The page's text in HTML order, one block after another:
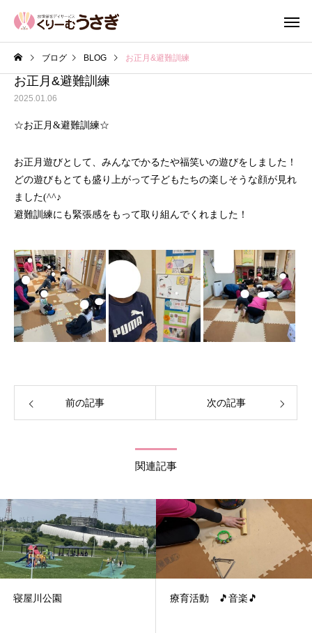
ブログ BLOG お正月&避難訓練
お正月&避難訓練
2025.01.06
☆お正月&避難訓練☆
お正月遊びとして、みんなでかるたや福笑いの遊びをしました！
どの遊びもとても盛り上がって子どもたちの楽しそうな顔が見れ
ました(^^♪
避難訓練にも緊張感をもって取り組んでくれました！
前の記事 次の記事
関連記事
寝屋川公園 療育活動 🎵音楽🎵